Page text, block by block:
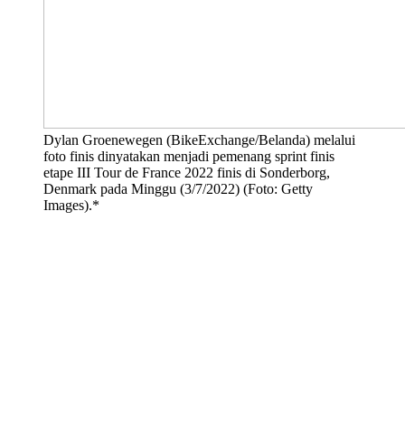
Dylan Groenewegen (BikeExchange/Belanda) melalui
foto finis dinyatakan menjadi pemenang sprint finis
etape III Tour de France 2022 finis di Sonderborg,
Denmark pada Minggu (3/7/2022) (Foto: Getty
Images).*